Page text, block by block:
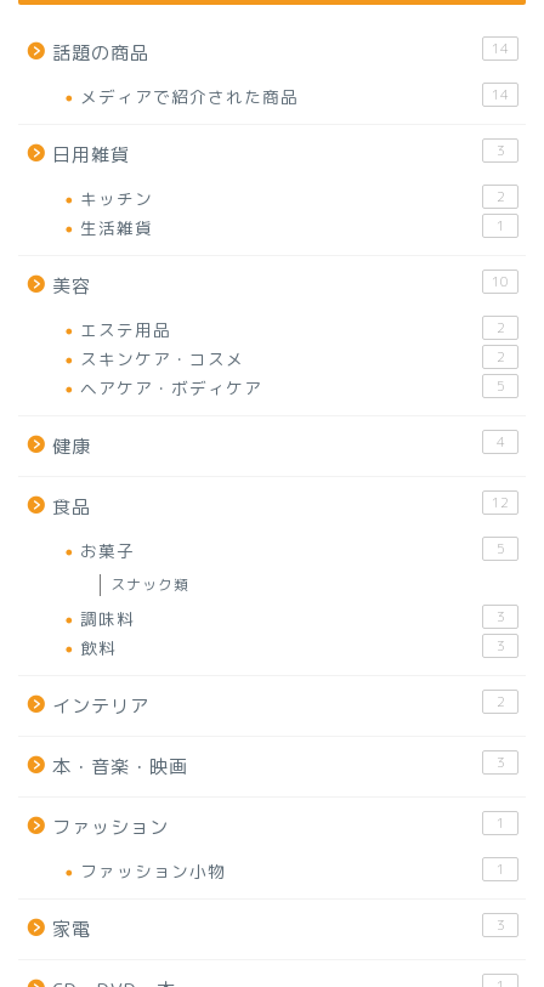
話題の商品 14
メディアで紹介された商品 14
日用雑貨 3
キッチン 2
生活雑貨 1
美容 10
エステ用品 2
スキンケア・コスメ 2
ヘアケア・ボディケア 5
健康 4
食品 12
お菓子 5
スナック類
調味料 3
飲料 3
インテリア 2
本・音楽・映画 3
ファッション 1
ファッション小物 1
家電 3